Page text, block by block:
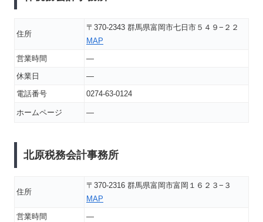
住所
〒370-2343 群馬県富岡市七日市５４９−２２
MAP
営業時間
―
休業日
―
電話番号
0274-63-0124
ホームページ ―
北原税務会計事務所
住所
〒370-2316 群馬県富岡市富岡１６２３−３
MAP
営業時間
―